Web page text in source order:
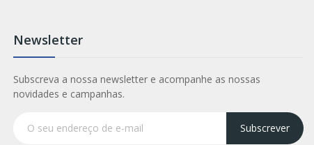
Newsletter
Subscreva a nossa newsletter e acompanhe as nossas
novidades e campanhas.
Subscrever